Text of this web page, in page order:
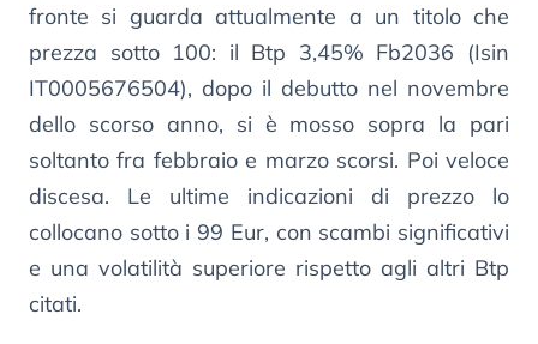
fronte si guarda attualmente a un titolo che
prezza sotto 100: il Btp 3,45% Fb2036 (Isin
IT0005676504), dopo il debutto nel novembre
dello scorso anno, si è mosso sopra la pari
soltanto fra febbraio e marzo scorsi. Poi veloce
discesa. Le ultime indicazioni di prezzo lo
collocano sotto i 99 Eur, con scambi significativi
e una volatilità superiore rispetto agli altri Btp
citati.